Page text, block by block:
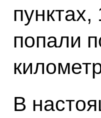
пунктах,
попали
В